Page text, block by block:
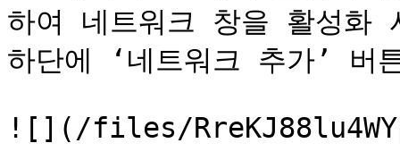
하여 네트워크 창을 활성화
하단에 ‘네트워크 추가’ 버
![](/files/